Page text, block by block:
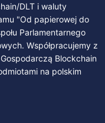
DLT i waluty
"Od papierowej do
Parlamentarnego
Współpracujemy z
Blockchain
na polskim